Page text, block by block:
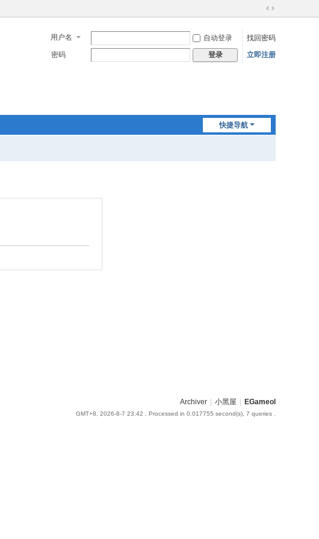
切
到
宽
用户名 自动登录
找回密码
密码
登录 立即注册
快捷导航
Archiver 小黑屋 EGameol
GMT+8, 2026-8-7 23:42 , Processed in 0.017755 second(s), 7 queries .